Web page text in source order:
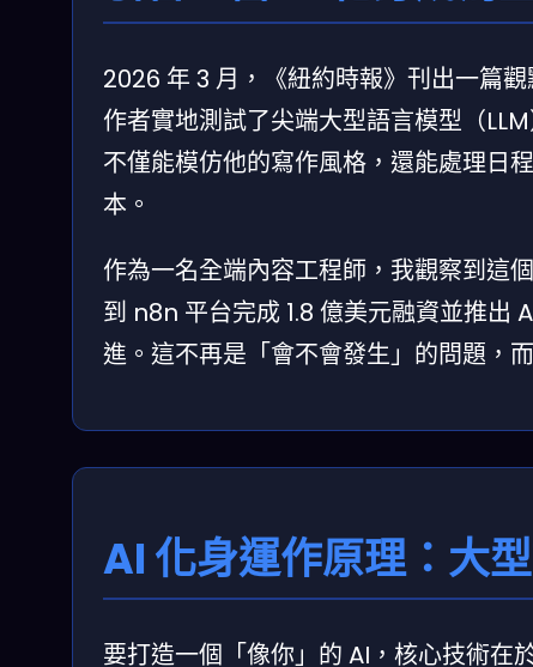
2026 年 3 月，《紐約時報》刊出一篇
作者實地測試了尖端大型語言模型（
不僅能模仿他的寫作風格，還能處理日
本。
作為一名全端內容工程師，我觀察到這
到 n8n 平台完成 1.8 億美元融資並推
進。這不再是「會不會發生」的問題，
AI 化身運作原理：大
要打造一個「像你」的 AI，核心技術在